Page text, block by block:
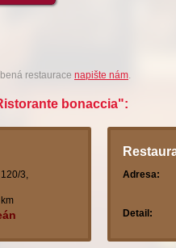
restaurace napište nám.
bonaccia":
3,
Adresa:
Detail: